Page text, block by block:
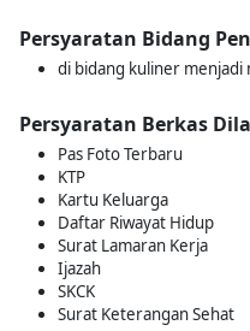
Persyaratan Bidang
di bidang kuliner menjadi
Persyaratan Berkas
Pas Foto Terbaru
KTP
Kartu Keluarga
Daftar Riwayat Hidup
Surat Lamaran Kerja
Ijazah
SKCK
Surat Keterangan Sehat